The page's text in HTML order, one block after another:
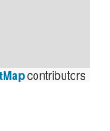
contributors